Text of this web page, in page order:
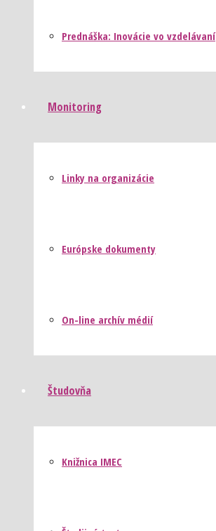
Prednáška: Inovácie vo vzdelávaní
Monitoring
Linky na organizácie
Európske dokumenty
On-line archív médií
Študovňa
Knižnica IMEC